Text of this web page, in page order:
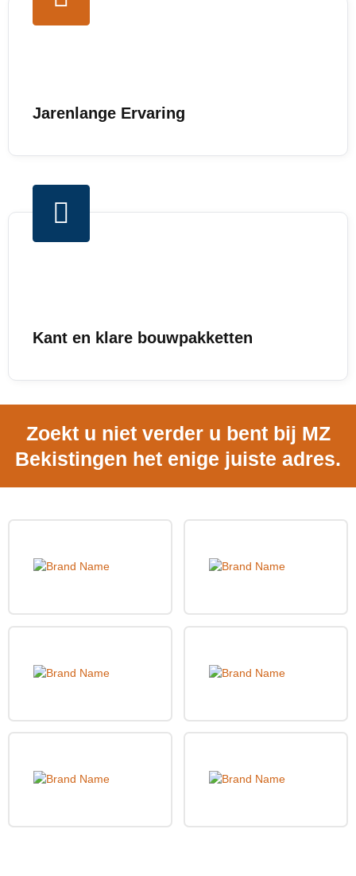
Jarenlange Ervaring
Kant en klare bouwpakketten
Zoekt u niet verder u bent bij MZ
Bekistingen het enige juiste adres.